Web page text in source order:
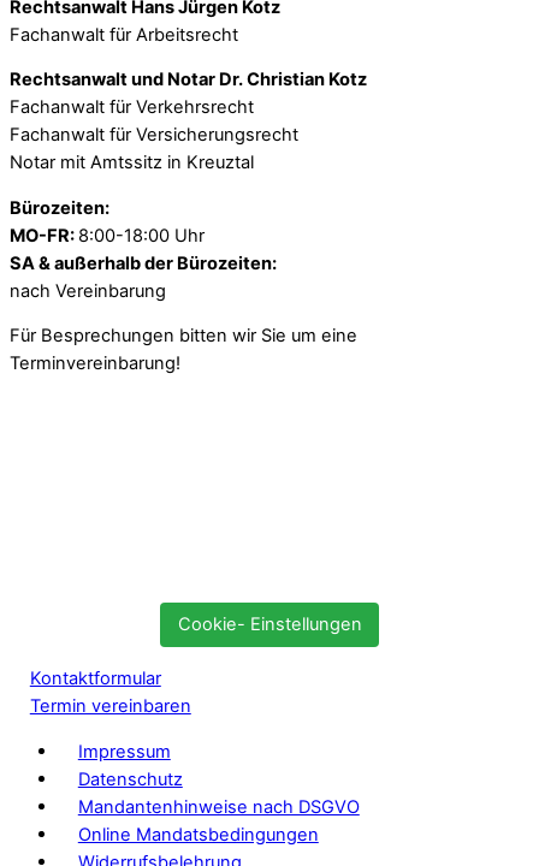
Rechtsanwalt Hans Jürgen Kotz
Fachanwalt für Arbeitsrecht
Rechtsanwalt und Notar Dr. Christian Kotz
Fachanwalt für Verkehrsrecht
Fachanwalt für Versicherungsrecht
Notar mit Amtssitz in Kreuztal
Bürozeiten:
MO-FR: 8:00-18:00 Uhr
SA & außerhalb der Bürozeiten:
nach Vereinbarung
Für Besprechungen bitten wir Sie um eine
Terminvereinbarung!
Cookie- Einstellungen
Kontaktformular
Termin vereinbaren
Impressum
Datenschutz
Mandantenhinweise nach DSGVO
Online Mandatsbedingungen
Widerrufsbelehrung